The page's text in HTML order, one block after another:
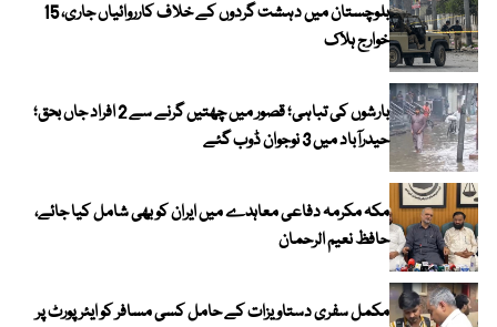
بلوچستان میں دہشت گردوں کے خلاف کارروائیاں جاری، 15
خوارج ہلاک
بارشوں کی تباہی؛ قصور میں چھتیں گرنے سے 2 افراد جاں بحق؛
حیدرآباد میں 3 نوجوان ڈوب گئے
مکہ مکرمہ دفاعی معاہدے میں ایران کو بھی شامل کیا جائے،
حافظ نعیم الرحمان
مکمل سفری دستاویزات کے حامل کسی مسافر کو ایئرپورٹ پر